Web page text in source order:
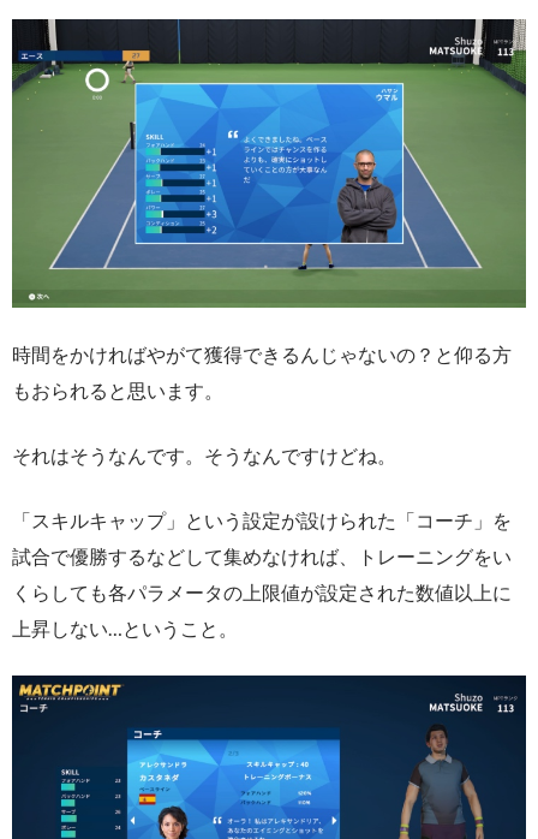
時間をかければやがて獲得できるんじゃないの？と仰る方
もおられると思います。
それはそうなんです。そうなんですけどね。
「スキルキャップ」という設定が設けられた「コーチ」を
試合で優勝するなどして集めなければ、トレーニングをい
くらしても各パラメータの上限値が設定された数値以上に
上昇しない…ということ。